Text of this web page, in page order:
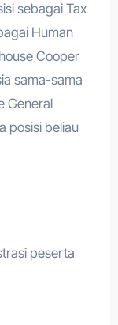
sebagai Tax
Human
Cooper
sama-sama
General
posisi beliau
peserta